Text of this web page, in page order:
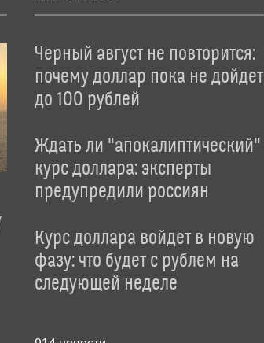
Черный август не повторится:
почему доллар пока не дойдет
до 100 рублей
Ждать ли "апокалиптический"
курс доллара: эксперты
предупредили россиян
Курс доллара войдет в новую
фазу: что будет с рублем на
следующей неделе